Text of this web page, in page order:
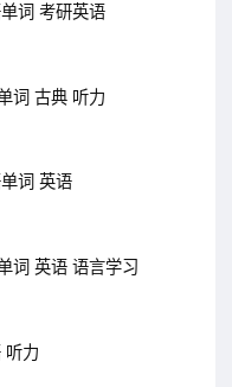
词 考研英语
词 古典 听力
词 英语
词 英语 语言学习
听力